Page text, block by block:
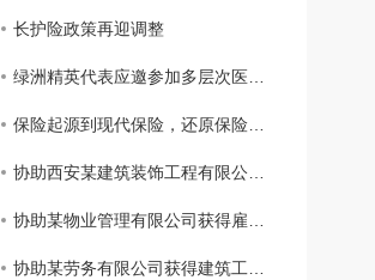
长护险政策再迎调整
绿洲精英代表应邀参加多层次医疗保障体系及健康险创新发展系列会议
保险起源到现代保险，还原保险本来的样子
协助西安某建筑装饰工程有限公司获得建工团意险理赔款2760.11元
协助某物业管理有限公司获得雇主责任险理赔款3183.6元
协助某劳务有限公司获得建筑工程团体意外伤害保险理赔款11832.85元